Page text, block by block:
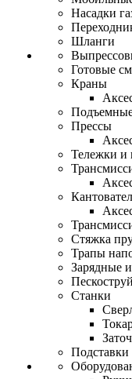
Насадки
Шланги
Готовые
Краны
Прессы
Тележки и
Стяжка
Трапы
Зарядные
Станки
Подставки